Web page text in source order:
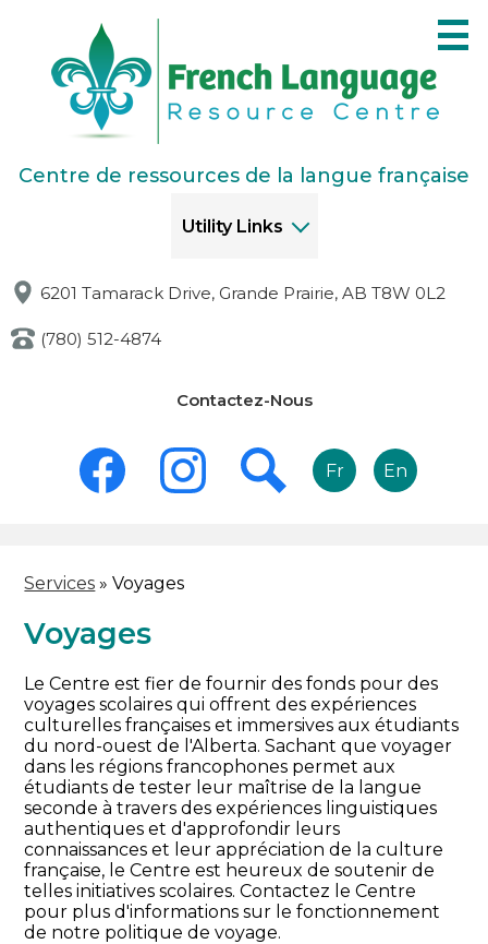
content
Centre de ressources de la langue française
Utility Links
6201 Tamarack Drive, Grande Prairie, AB T8W 0L2
(780) 512-4874
Contactez-Nous
Social
Media
Fr En
Services » Voyages
Voyages
Le Centre est fier de fournir des fonds pour des
voyages scolaires qui offrent des expériences
culturelles françaises et immersives aux étudiants
du nord-ouest de l'Alberta. Sachant que voyager
dans les régions francophones permet aux
étudiants de tester leur maîtrise de la langue
seconde à travers des expériences linguistiques
authentiques et d'approfondir leurs
connaissances et leur appréciation de la culture
française, le Centre est heureux de soutenir de
telles initiatives scolaires. Contactez le Centre
pour plus d'informations sur le fonctionnement
de notre politique de voyage.